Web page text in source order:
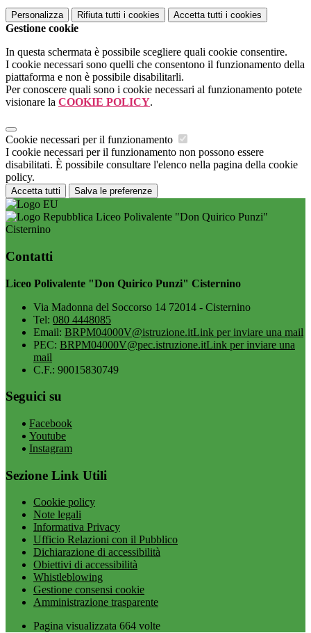
Personalizza Rifiuta tutti i cookies Accetta tutti i cookies
Gestione cookie
In questa schermata è possibile scegliere quali cookie consentire.
I cookie necessari sono quelli che consentono il funzionamento della
piattaforma e non è possibile disabilitarli.
Per conoscere quali sono i cookie necessari al funzionamento potete
visionare la COOKIE POLICY.
Cookie necessari per il funzionamento
I cookie necessari per il funzionamento non possono essere
disabilitati. È possibile consultare l'elenco nella pagina della cookie
policy.
Accetta tutti Salva le preferenze
Liceo Polivalente "Don Quirico Punzi"
Cisternino
Contatti
Liceo Polivalente "Don Quirico Punzi" Cisternino
Via Madonna del Soccorso 14 72014 - Cisternino
Tel: 080 4448085
Email: BRPM04000V@istruzione.itLink per inviare una mail
PEC: BRPM04000V@pec.istruzione.itLink per inviare una
mail
C.F.: 90015830749
Seguici su
Facebook
Youtube
Instagram
Sezione Link Utili
Cookie policy
Note legali
Informativa Privacy
Ufficio Relazioni con il Pubblico
Dichiarazione di accessibilità
Obiettivi di accessibilità
Whistleblowing
Gestione consensi cookie
Amministrazione trasparente
Pagina visualizzata 664 volte